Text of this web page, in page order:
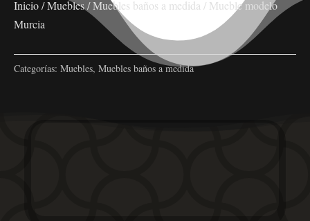
Inicio/Muebles/Muebles baños a medida / Mueble modelo
Murcia
Categorías: Muebles, Muebles baños a medida